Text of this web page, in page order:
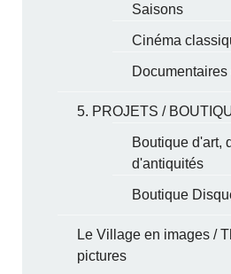
Saisons
Cinéma
5. PROJETS /
Boutique d'art,
d'antiquités
Boutique
Le Village en images /
pictures